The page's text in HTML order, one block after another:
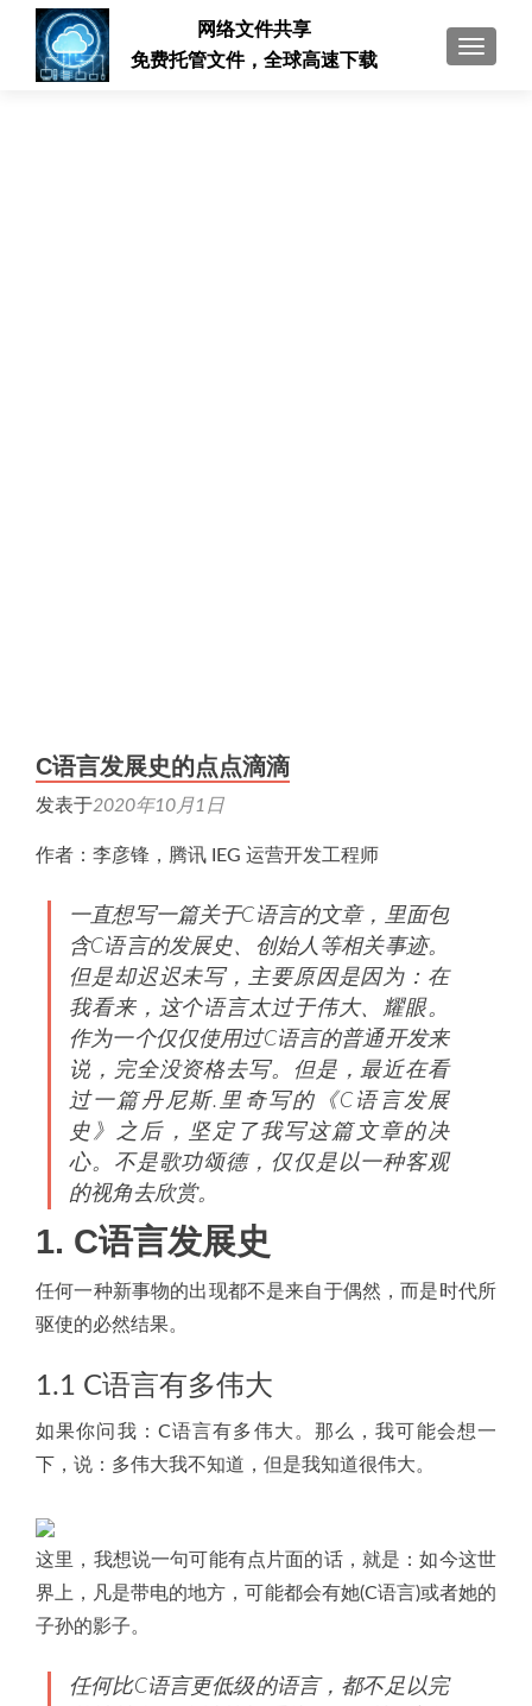
切换导
网络文件共享
免费托管文件，全球高速下载
C语言发展史的点点滴滴
发表于2020年10月1日
作者：李彦锋，腾讯 IEG 运营开发工程师
一直想写一篇关于C语言的文章，里面包
含C语言的发展史、创始人等相关事迹。
但是却迟迟未写，主要原因是因为：在
我看来，这个语言太过于伟大、耀眼。
作为一个仅仅使用过C语言的普通开发来
说，完全没资格去写。但是，最近在看
过一篇丹尼斯.里奇写的《C语言发展
史》之后，坚定了我写这篇文章的决
心。不是歌功颂德，仅仅是以一种客观
的视角去欣赏。
1. C语言发展史
任何一种新事物的出现都不是来自于偶然，而是时代所
驱使的必然结果。
1.1 C语言有多伟大
如果你问我：C语言有多伟大。那么，我可能会想一
下，说：多伟大我不知道，但是我知道很伟大。
这里，我想说一句可能有点片面的话，就是：如今这世
界上，凡是带电的地方，可能都会有她(C语言)或者她的
子孙的影子。
任何比C语言更低级的语言，都不足以完